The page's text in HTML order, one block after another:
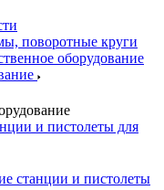
поворотные круги
оборудование
и пистолеты для
станции и пистолеты